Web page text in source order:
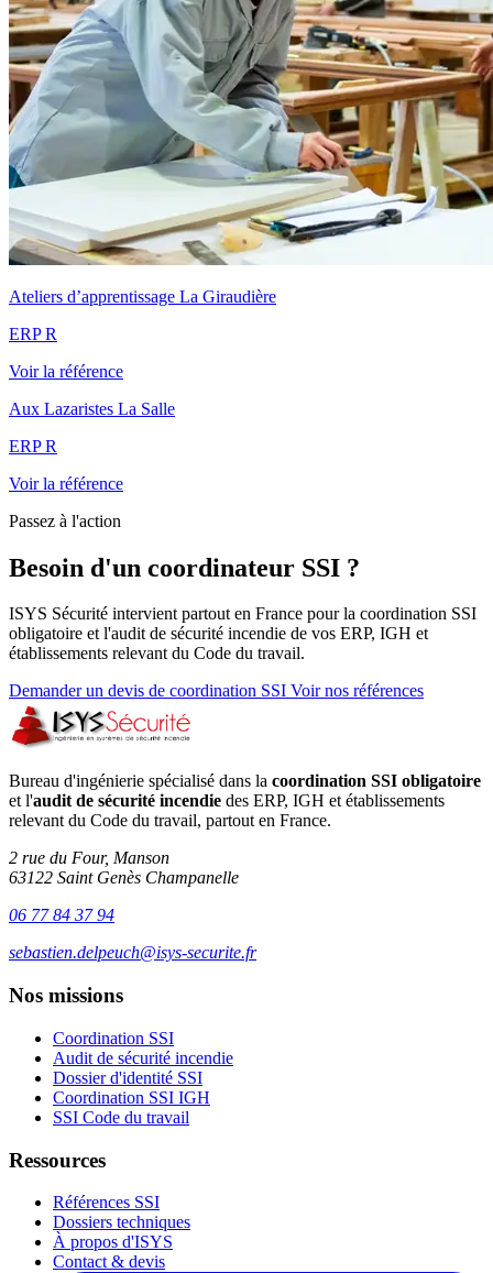
Ateliers d’apprentissage La Giraudière
ERP R
Voir la référence
Aux Lazaristes La Salle
ERP R
Voir la référence
Passez à l'action
Besoin d'un coordinateur SSI ?
ISYS Sécurité intervient partout en France pour la coordination SSI
obligatoire et l'audit de sécurité incendie de vos ERP, IGH et
établissements relevant du Code du travail.
Demander un devis de coordination SSI Voir nos références
Bureau d'ingénierie spécialisé dans la coordination SSI obligatoire
et l'audit de sécurité incendie des ERP, IGH et établissements
relevant du Code du travail, partout en France.
2 rue du Four, Manson
63122 Saint Genès Champanelle
06 77 84 37 94
sebastien.delpeuch@isys-securite.fr
Nos missions
Coordination SSI
Audit de sécurité incendie
Dossier d'identité SSI
Coordination SSI IGH
SSI Code du travail
Ressources
Références SSI
Dossiers techniques
À propos d'ISYS
Contact & devis